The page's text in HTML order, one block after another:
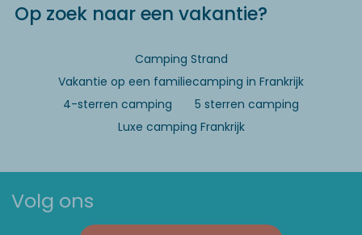
Op zoek naar een vakantie?
Camping Strand
Vakantie op een familiecamping in Frankrijk
4-sterren camping
5 sterren camping
Luxe camping Frankrijk
Volg ons